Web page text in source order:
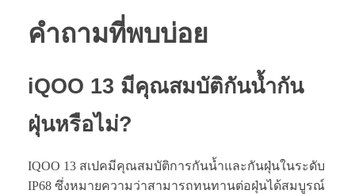
คำถามที่พบบ่อย
iQOO 13 มีคุณสมบัติกันน้ำกัน
ฝุ่นหรือไม่?
IQOO 13 สเปคมีคุณสมบัติการกันน้ำและกันฝุ่นในระดับ
IP68 ซึ่งหมายความว่าสามารถทนทานต่อฝุ่นได้สมบูรณ์